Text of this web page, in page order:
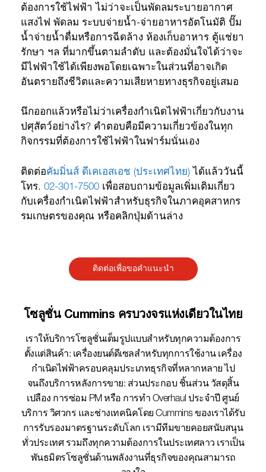
ต้องการใช้ไฟฟ้า ไม่ว่าจะเป็นพัดลมระบายอากาศ
แสงไฟ พัดลม ระบบจ่ายน้ำ-จ่ายอาหารอัตโนมัติ ปั๊ม
น้ำจ่ายน้ำดื่มหรือการฉีดล้าง ห้องเก็บอาหาร ตู้แช่ยา
รักษา ฯล ที่มากขึ้นตามลำดับ และต้องมั่นใจได้ว่าจะ
มีไฟฟ้าใช้ได้เพียงพอโดยเฉพาะในส่วนที่อาจเกิด
อันตรายถึงชีวิตและความเสียหายทางธุรกิจอยู่เสมอ
นึกออกแล้วหรือไม่ว่าเครื่องกำเนิดไฟฟ้าเกี่ยวกับงาน
ปศุสัตว์อย่างไร? คำตอบคือมีความเกี่ยวข้องในทุก
กิจกรรมที่ต้องการใช้ไฟฟ้าในฟาร์มนั่นเอง
ติดต่อคัมมิ่นส์ ดีเคเอสเอช (ประเทศไทย) ได้แล้ววันนี้
โทร. 02-301-7500 เพื่อสอบถามข้อมูลเพิ่มเติมเกี่ยว
กับเครื่องกำเนิดไฟฟ้าสำหรับธุรกิจในภาคอุคสาหกร
รมเกษตรของคุณ หรือคลิกปุ่มด้านล่าง
ติดต่อเพื่อขอคำแนะนำ
โซลูชั่น Cummins ครบวงจรแห่งเดียวในไทย​
เราให้บริการโซลูชั่นเต็มรูปแบบสำหรับทุกความต้องการ
ตั้งแต่สินค้า: เครื่องยนต์ดีเซลสำหรับทุกการใช้งาน เครื่อง
กำเนิดไฟฟ้าครอบคลุมประเภทธุรกิจที่หลากหลาย ไป
จนถึงบริการหลังการขาย: ส่วนประกอบ ชิ้นส่วน วัสดุสิ้น
เปลือง การซ่อม PM หรือ การทำ Overhaul ประจำปี ศูนย์
บริการ วิศวกร และช่างเทคนิคโดย Cummins ของเราได้รับ
การรับรองมาตรฐานระดับโลก เรามีทีมขายคอยสนับสนุน
ทั่วประเทศ รวมถึงทุกความต้องการในประเทศลาว เราเป็น
พันธมิตรโซลูชั่นด้านพลังงานที่ธุรกิจของคุณสามารถ